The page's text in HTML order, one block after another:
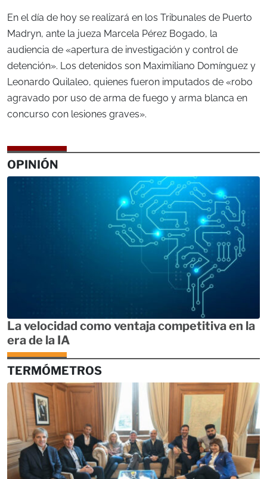
En el día de hoy se realizará en los Tribunales de Puerto
Madryn, ante la jueza Marcela Pérez Bogado, la
audiencia de «apertura de investigación y control de
detención». Los detenidos son Maximiliano Domínguez y
Leonardo Quilaleo, quienes fueron imputados de «robo
agravado por uso de arma de fuego y arma blanca en
concurso con lesiones graves».
OPINIÓN
La velocidad como ventaja competitiva en la
era de la IA
TERMÓMETROS